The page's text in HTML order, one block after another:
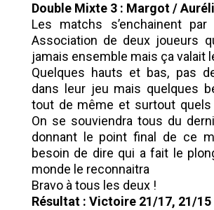
Double Mixte 3 : Margot /
Les matchs s’enchainent
Association de deux joueurs
jamais ensemble mais ça valait
Quelques hauts et bas, pas
dans leur jeu mais quelques
tout de même et surtout quels
On se souviendra tous du
donnant le point final de ce
besoin de dire qui a fait le
monde le reconnaitra
Bravo à tous les deux !
Résultat : Victoire 21/17, 21/15